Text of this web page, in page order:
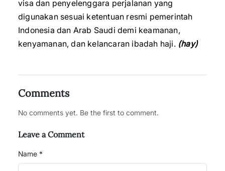
visa dan penyelenggara perjalanan yang
digunakan sesuai ketentuan resmi pemerintah
Indonesia dan Arab Saudi demi keamanan,
kenyamanan, dan kelancaran ibadah haji. (hay)
Comments
No comments yet. Be the first to comment.
Leave a Comment
Name *